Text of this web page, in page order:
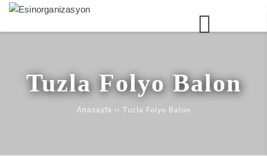
Tuzla Folyo Balon
Anasayfa ›› Tuzla Folyo Balon